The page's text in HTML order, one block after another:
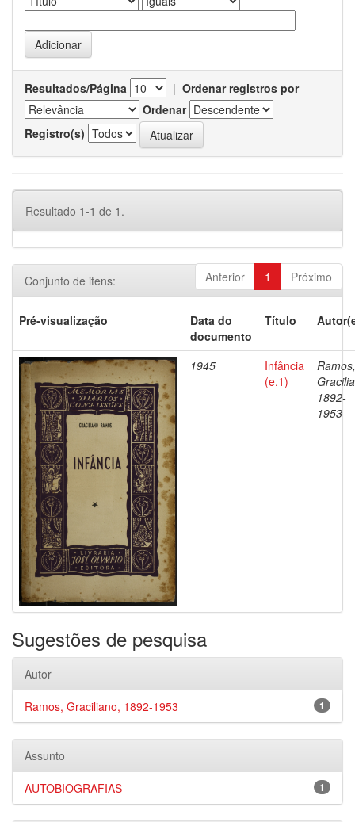
Resultados/Página | Ordenar registros por
Ordenar
Registro(s)
Resultado 1-1 de 1.
Anterior 1 Próximo
Conjunto de itens:
Pré-visualização
Data do
documento
Título
1945
Infância
(e.1)
Ramos,
1892-
1953
Sugestões de pesquisa
Autor
1
Ramos, Graciliano, 1892-1953
Assunto
1
AUTOBIOGRAFIAS